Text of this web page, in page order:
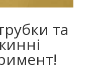
та